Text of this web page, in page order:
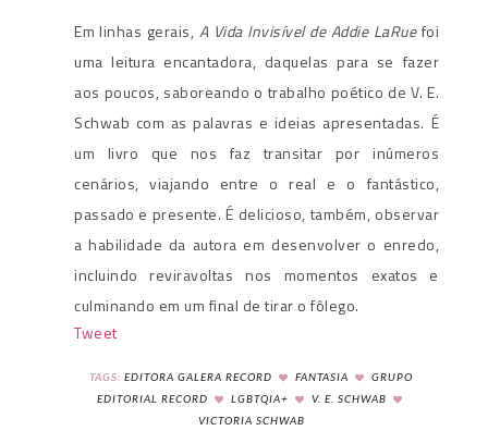
Em linhas gerais, A Vida Invisível de Addie LaRuefoi
uma leitura encantadora, daquelas para se fazer
aos poucos, saboreando o trabalho poético de V. E.
Schwab com as palavras e ideias apresentadas. É
um livro que nos faz transitar por inúmeros
cenários, viajando entre o real e o fantástico,
passado e presente. É delicioso, também, observar
a habilidade da autora em desenvolver o enredo,
incluindo reviravoltas nos momentos exatos e
culminando em um final de tirar o fôlego.
Tweet
TAGS: EDITORA GALERA RECORD FANTASIA
GRUPO
EDITORIAL RECORD
LGBTQIA+
V. E. SCHWAB
VICTORIA SCHWAB